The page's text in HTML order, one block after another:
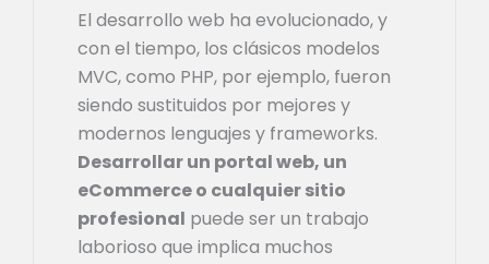
El desarrollo web ha evolucionado, y
con el tiempo, los clásicos modelos
MVC, como PHP, por ejemplo, fueron
siendo sustituidos por mejores y
modernos lenguajes y frameworks.
Desarrollar un portal web, un
eCommerce o cualquier sitio
profesional puede ser un trabajo
laborioso que implica muchos